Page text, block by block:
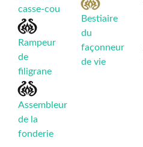
casse-cou
Rampeur
de
filigrane
Assembleur
de la
fonderie
Bestiaire
du
façonneur
de vie